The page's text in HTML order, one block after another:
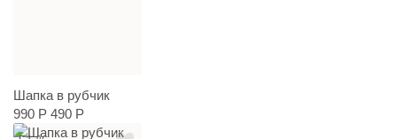
Шапка в рубчик
990 Р 490 Р